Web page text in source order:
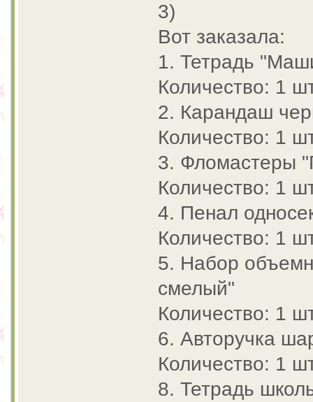
3)
Вот заказала:
1. Тетрадь
Количество: 1
2. Карандаш
Количество: 1
3. Фломастеры
Количество: 1
4. Пенал
Количество: 1
5. Набор
смелый"
Количество: 1
6. Авторучка
Количество: 1
8. Тетрадь